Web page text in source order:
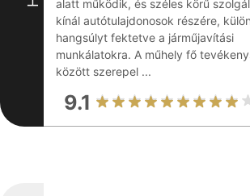
alatt működik, és széles körű
kínál autótulajdonosok részére,
hangsúlyt fektetve a járműjavítási
munkálatokra. A műhely fő
között szerepel ...
9.1